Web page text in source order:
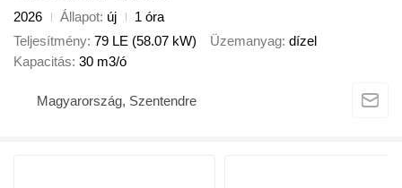
2026
Állapot új
1 óra
Teljesítmény 79 LE (58.07 kW) Üzemanyag dízel
Kapacitás 30 m3/ó
Magyarország, Szentendre